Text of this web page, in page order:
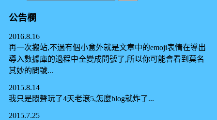
公告欄
2016.8.16
再一次搬站,不過有個小意外就是文章中的emoji表情在導出
導入數據庫的過程中全變成問號了,所以你可能會看到莫名
其妙的問號...
2015.8.14
我只是悶聲玩了4天老滾5,怎麼blog就炸了...
2015.7.25